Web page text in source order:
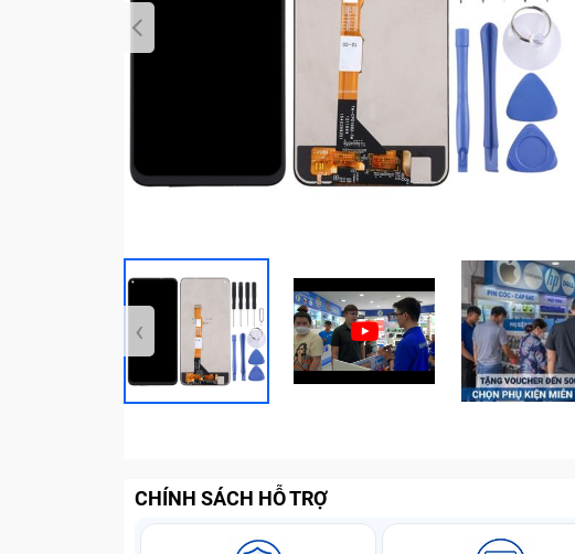
‹
CHÍNH SÁCH HỖ TRỢ